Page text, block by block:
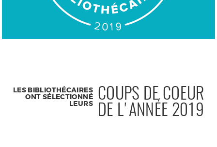
LES BIBLIOTHÉCAIRES
ONT SÉLECTIONNÉ
LEURS
COUPS DE COEUR
DE L'ANNÉE 2019